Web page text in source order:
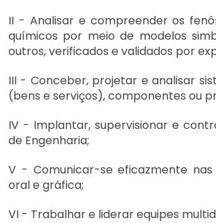
II - Analisar e compreender os
químicos por meio de modelos
outros, verificados e validados por
III - Conceber, projetar e analisar
(bens e serviços), componentes ou
IV - Implantar, supervisionar e
de Engenharia;
V - Comunicar-se eficazmente
oral e gráfica;
VI - Trabalhar e liderar equipes